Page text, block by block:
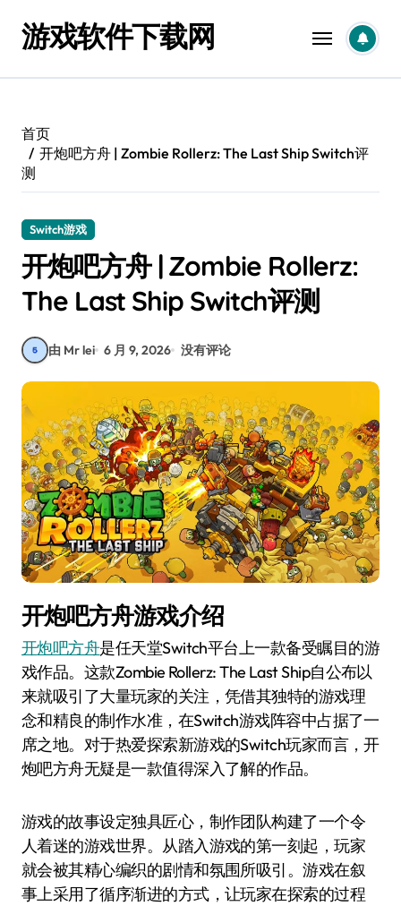
游戏软件下载网
首页
开炮吧方舟 | Zombie Rollerz: The Last Ship Switch评
测
Switch游戏
开炮吧方舟 | Zombie Rollerz:
The Last Ship Switch评测
由 Mr lei 6 月 9, 2026 没有评论
开炮吧方舟游戏介绍
开炮吧方舟是任天堂Switch平台上一款备受瞩目的游
戏作品。这款Zombie Rollerz: The Last Ship自公布以
来就吸引了大量玩家的关注，凭借其独特的游戏理
念和精良的制作水准，在Switch游戏阵容中占据了一
席之地。对于热爱探索新游戏的Switch玩家而言，开
炮吧方舟无疑是一款值得深入了解的作品。
游戏的故事设定独具匠心，制作团队构建了一个令
人着迷的游戏世界。从踏入游戏的第一刻起，玩家
就会被其精心编织的剧情和氛围所吸引。游戏在叙
事上采用了循序渐进的方式，让玩家在探索的过程